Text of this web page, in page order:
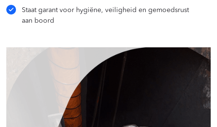
Staat garant voor hygiëne, veiligheid en gemoedsrust
aan boord